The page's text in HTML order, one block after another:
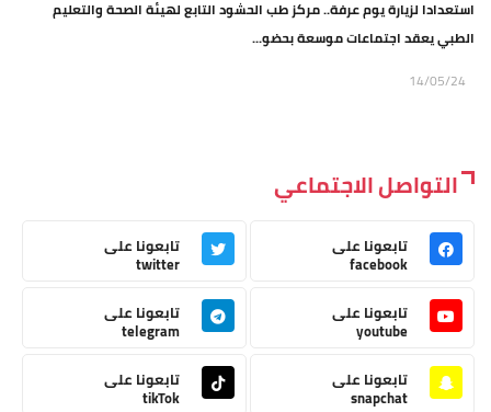
استعدادا لزيارة يوم عرفة.. مركز طب الحشود التابع لهيئة الصحة والتعليم
الطبي يعقد اجتماعات موسعة بحضو...
14/05/24
التواصل الاجتماعي
تابعونا على
facebook
تابعونا على
twitter
تابعونا على
youtube
تابعونا على
telegram
تابعونا على
snapchat
تابعونا على
tikTok